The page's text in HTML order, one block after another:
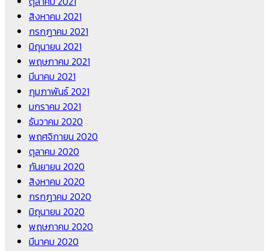
สิงหาคม 2021
กรกฎาคม 2021
มิถุนายน 2021
พฤษภาคม 2021
มีนาคม 2021
กุมภาพันธ์ 2021
มกราคม 2021
ธันวาคม 2020
พฤศจิกายน 2020
ตุลาคม 2020
กันยายน 2020
สิงหาคม 2020
กรกฎาคม 2020
มิถุนายน 2020
พฤษภาคม 2020
มีนาคม 2020